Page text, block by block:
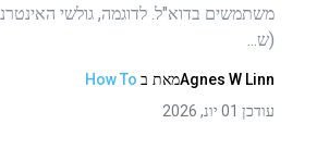
משתמשים בדוא"ל. לדוגמה, גולשי
(ש...
Agnes W Linnמאת ב How To
עודכן 01 יונ, 2026